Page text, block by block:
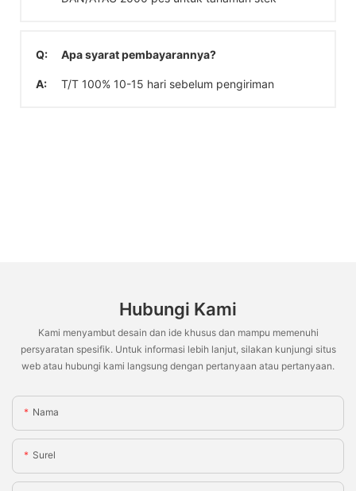
Q: Apa syarat pembayarannya?
A: T/T 100% 10-15 hari sebelum pengiriman
Hubungi Kami
Kami menyambut desain dan ide khusus dan mampu memenuhi
persyaratan spesifik. Untuk informasi lebih lanjut, silakan kunjungi situs
web atau hubungi kami langsung dengan pertanyaan atau pertanyaan.
Nama
Surel